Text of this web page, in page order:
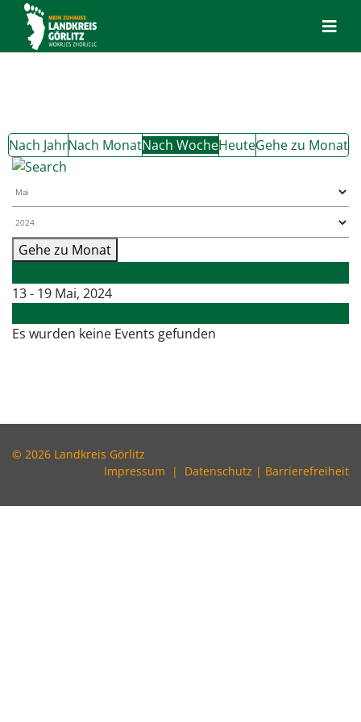
Nach JahrNach MonatNach WocheHeuteGehe zu Monat
Gehe zu Monat
13 - 19 Mai, 2024
Es wurden keine Events gefunden
© 2026 Landkreis Görlitz
Impressum | Datenschutz | Barrierefreiheit